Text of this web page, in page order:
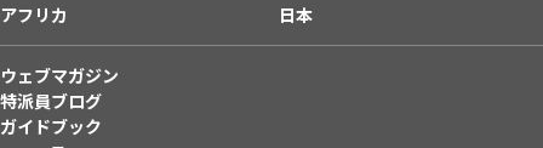
アフリカ
日本
ウェブマガジン
特派員ブログ
ガイドブック